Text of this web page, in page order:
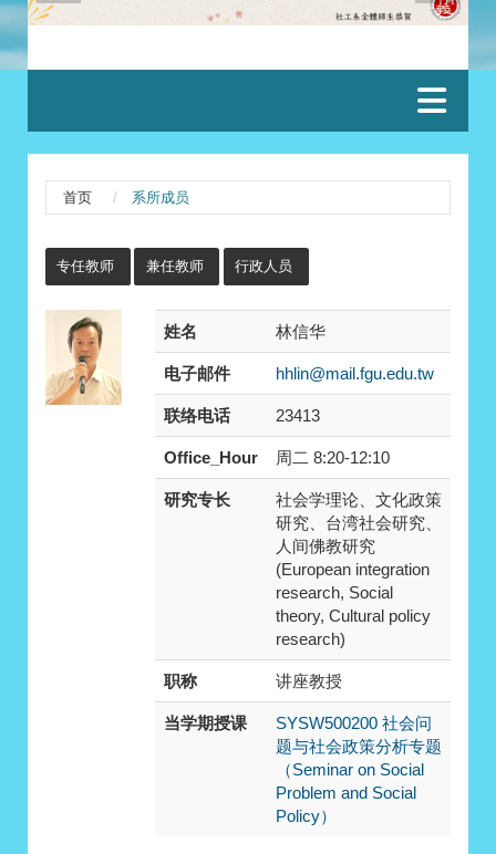
首页 系所成员
专任教师 兼任教师 行政人员
姓名 林信华
电子邮件 hhlin@mail.fgu.edu.tw
联络电话 23413
Office_Hour 周二 8:20-12:10
研究专长
社会学理论、文化政策
研究、台湾社会研究、
人间佛教研究
(European integration
research, Social
theory, Cultural policy
research)
职称 讲座教授
当学期授课
SYSW500200 社会问
题与社会政策分析专题
（Seminar on Social
Problem and Social
Policy）